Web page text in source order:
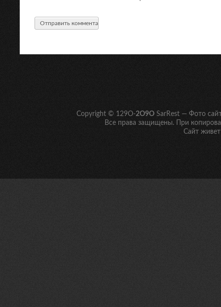
Copyright © 129O-2O9O SarRest — Фото
Все права защищены. При
Сайт живет